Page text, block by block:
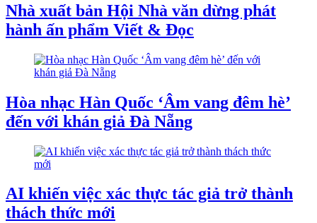
Nhà xuất bản Hội Nhà văn dừng phát
hành ấn phẩm Viết & Đọc
Hòa nhạc Hàn Quốc ‘Âm vang đêm hè’
đến với khán giả Đà Nẵng
AI khiến việc xác thực tác giả trở thành
thách thức mới